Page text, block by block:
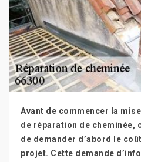
Avant de commencer la
de réparation de cheminée,
de demander d’abord le
projet. Cette demande